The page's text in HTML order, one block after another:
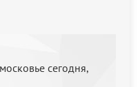
сегодня,